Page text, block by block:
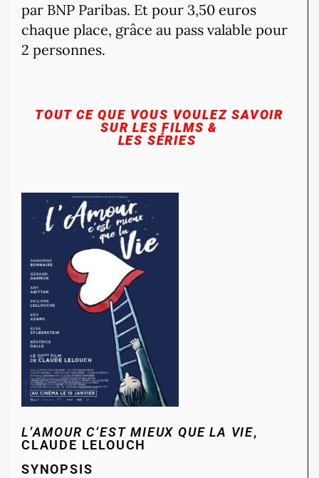
par BNP Paribas. Et pour 3,50 euros
chaque place, grâce au pass valable pour
2 personnes.
TOUT CE QUE VOUS VOULEZ SAVOIR
SUR LES FILMS &
LES SÉRIES
L’AMOUR C’EST MIEUX QUE LA VIE,
CLAUDE LELOUCH
SYNOPSIS